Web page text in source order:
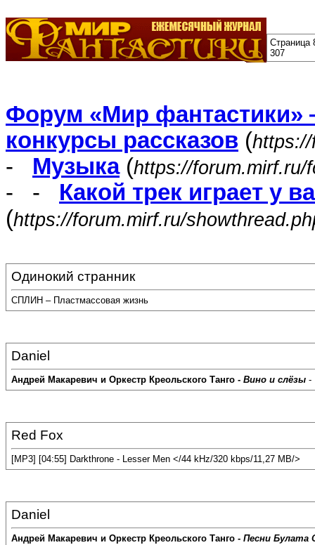
Страница
307
Форум «Мир фантастики»
конкурсы рассказов (
- Музыка(https://forum.mirf.ru/
- - Какой трек играет у
(https://forum.mirf.ru/
Одинокий странник
СПЛИН – Пластмассовая жизнь
Daniel
Андрей Макаревич и Оркестр Креольского Танго - Вино и слёзы -
Red Fox
[MP3] [04:55] Darkthrone - Lesser Men </44 kHz/320 kbps/11,27 MB/>
Daniel
Андрей Макаревич и Оркестр Креольского Танго - Песни Булата